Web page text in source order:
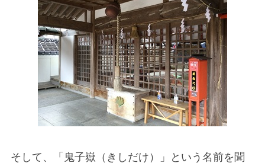
そして、「鬼子嶽（きしだけ）」という名前を聞